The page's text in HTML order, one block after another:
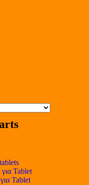
Tablet
Tablet